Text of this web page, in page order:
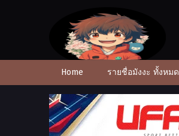
Home รายชื่อมังงะ ทั้งหมด